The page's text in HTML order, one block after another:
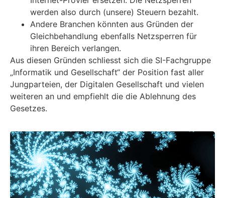
werden also durch (unsere) Steuern bezahlt.
Andere Branchen könnten aus Gründen der
Gleichbehandlung ebenfalls Netzsperren für
ihren Bereich verlangen.
Aus diesen Gründen schliesst sich die SI-Fachgruppe
„Informatik und Gesellschaft“ der Position fast aller
Jungparteien, der Digitalen Gesellschaft und vielen
weiteren an und empfiehlt die die Ablehnung des
Gesetzes.